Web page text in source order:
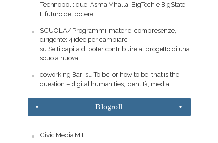
Technopolitique. Asma Mhalla. BigTech e BigState.
Il futuro del potere
SCUOLA/ Programmi, materie, compresenze,
dirigente: 4 idee per cambiare
su Se ti capita di poter contribuire al progetto di una
scuola nuova
coworking Bari suTo be, or how to be: that is the
question – digital humanities, identità, media
Blogroll
Civic Media Mit